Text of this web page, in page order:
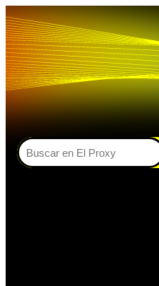
Buscar